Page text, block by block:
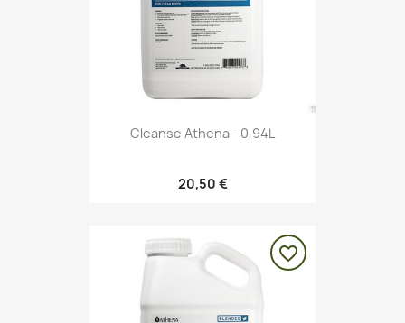
Cleanse Athena - 0,94L
20,50 €
favorite_border